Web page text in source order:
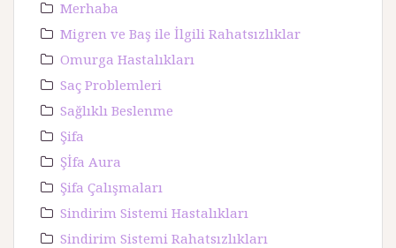
Merhaba
Migren ve Baş ile İlgili Rahatsızlıklar
Omurga Hastalıkları
Saç Problemleri
Sağlıklı Beslenme
Şifa
Şİfa Aura
Şifa Çalışmaları
Sindirim Sistemi Hastalıkları
Sindirim Sistemi Rahatsızlıkları